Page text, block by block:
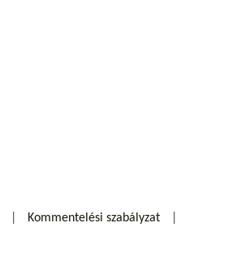
Kommentelési szabályzat